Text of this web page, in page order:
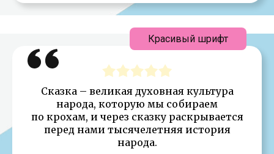
Сказка – великая духовная культура
народа, которую мы собираем
по крохам, и через сказку раскрывается
перед нами тысячелетняя история
народа.
Красивый шрифт